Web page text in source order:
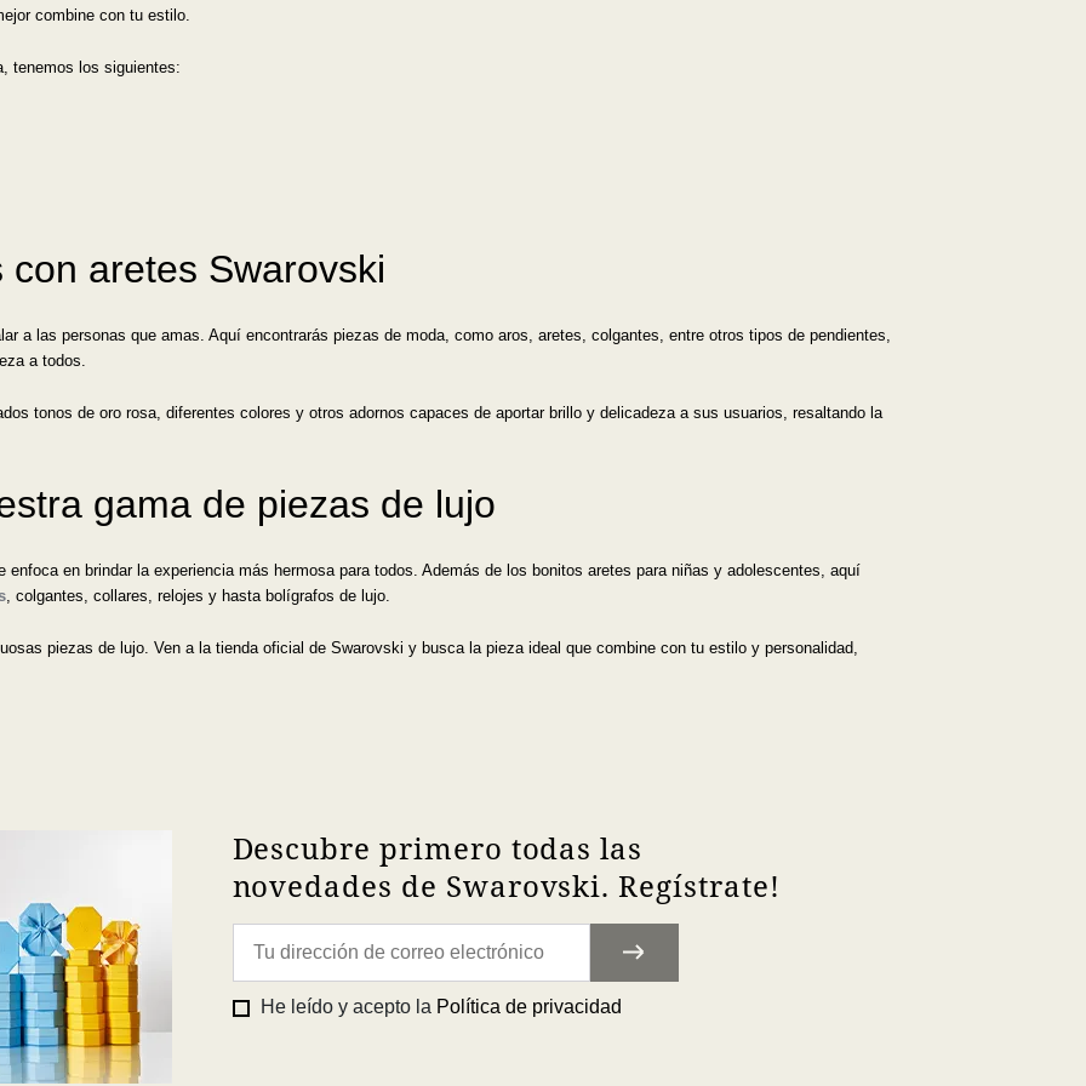
combine con tu estilo.
tenemos los siguientes:
aretes Swarovski
a las personas que amas. Aquí encontrarás piezas de moda, como aros, aretes, colgantes, entre otros tipos de pendientes,
a todos.
tonos de oro rosa, diferentes colores y otros adornos capaces de aportar brillo y delicadeza a sus usuarios, resaltando la
gama de piezas de lujo
en brindar la experiencia más hermosa para todos. Además de los bonitos aretes para niñas y adolescentes, aquí
, colgantes, collares, relojes y hasta bolígrafos de lujo.
piezas de lujo. Ven a la tienda oficial de Swarovski y busca la pieza ideal que combine con tu estilo y personalidad,
Descubre primero todas las
novedades de Swarovski. Regístrate!
He leído y acepto la Política de privacidad